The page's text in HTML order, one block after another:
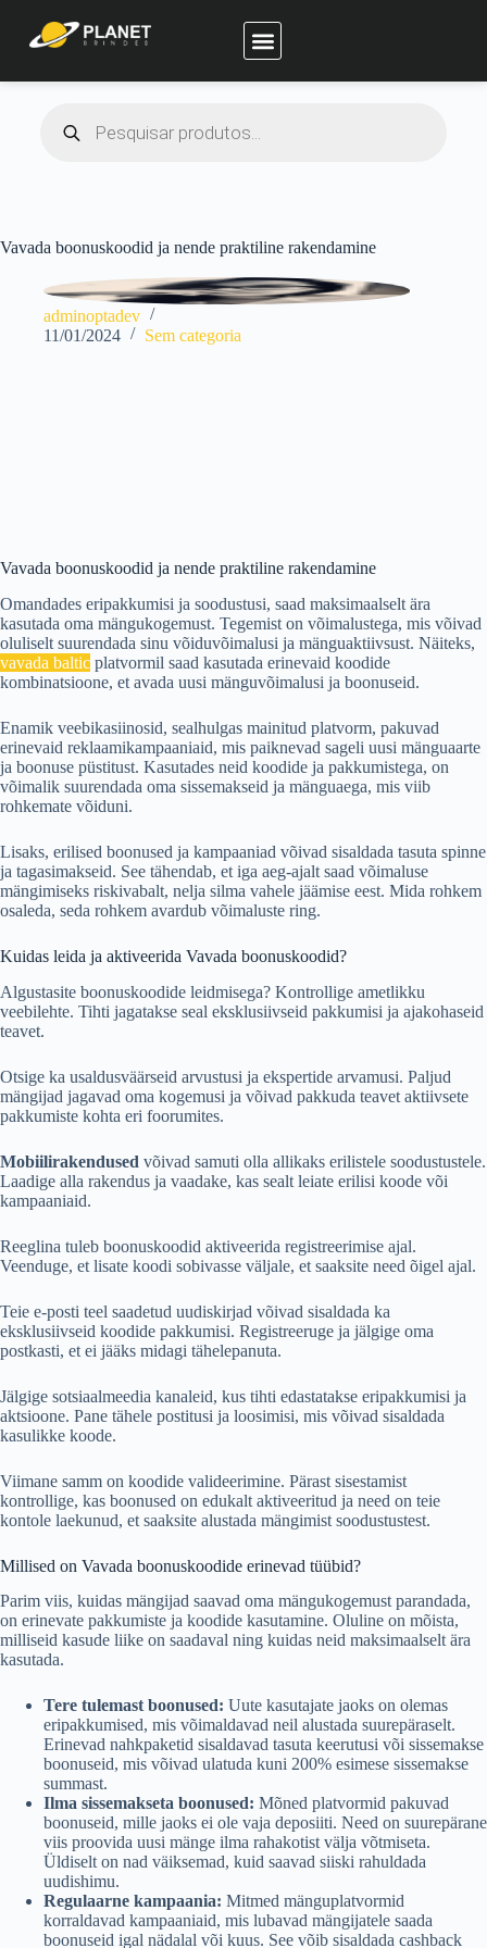
Vavada boonuskoodid ja nende praktiline rakendamine
adminoptadev
11/01/2024
Sem categoria
Vavada boonuskoodid ja nende praktiline rakendamine
Omandades eripakkumisi ja soodustusi, saad maksimaalselt ära
kasutada oma mängukogemust. Tegemist on võimalustega, mis võivad
oluliselt suurendada sinu võiduvõimalusi ja mänguaktiivsust. Näiteks,
vavada baltic platvormil saad kasutada erinevaid koodide
kombinatsioone, et avada uusi mänguvõimalusi ja boonuseid.
Enamik veebikasiinosid, sealhulgas mainitud platvorm, pakuvad
erinevaid reklaamikampaaniaid, mis paiknevad sageli uusi mänguaarte
ja boonuse püstitust. Kasutades neid koodide ja pakkumistega, on
võimalik suurendada oma sissemakseid ja mänguaega, mis viib
rohkemate võiduni.
Lisaks, erilised boonused ja kampaaniad võivad sisaldada tasuta spinne
ja tagasimakseid. See tähendab, et iga aeg-ajalt saad võimaluse
mängimiseks riskivabalt, nelja silma vahele jäämise eest. Mida rohkem
osaleda, seda rohkem avardub võimaluste ring.
Kuidas leida ja aktiveerida Vavada boonuskoodid?
Algustasite boonuskoodide leidmisega? Kontrollige ametlikku
veebilehte. Tihti jagatakse seal eksklusiivseid pakkumisi ja ajakohaseid
teavet.
Otsige ka usaldusväärseid arvustusi ja ekspertide arvamusi. Paljud
mängijad jagavad oma kogemusi ja võivad pakkuda teavet aktiivsete
pakkumiste kohta eri foorumites.
Mobiilirakendused võivad samuti olla allikaks erilistele soodustustele.
Laadige alla rakendus ja vaadake, kas sealt leiate erilisi koode või
kampaaniaid.
Reeglina tuleb boonuskoodid aktiveerida registreerimise ajal.
Veenduge, et lisate koodi sobivasse väljale, et saaksite need õigel ajal.
Teie e-posti teel saadetud uudiskirjad võivad sisaldada ka
eksklusiivseid koodide pakkumisi. Registreeruge ja jälgige oma
postkasti, et ei jääks midagi tähelepanuta.
Jälgige sotsiaalmeedia kanaleid, kus tihti edastatakse eripakkumisi ja
aktsioone. Pane tähele postitusi ja loosimisi, mis võivad sisaldada
kasulikke koode.
Viimane samm on koodide valideerimine. Pärast sisestamist
kontrollige, kas boonused on edukalt aktiveeritud ja need on teie
kontole laekunud, et saaksite alustada mängimist soodustustest.
Millised on Vavada boonuskoodide erinevad tüübid?
Parim viis, kuidas mängijad saavad oma mängukogemust parandada,
on erinevate pakkumiste ja koodide kasutamine. Oluline on mõista,
milliseid kasude liike on saadaval ning kuidas neid maksimaalselt ära
kasutada.
Tere tulemast boonused: Uute kasutajate jaoks on olemas
eripakkumised, mis võimaldavad neil alustada suurepäraselt.
Erinevad nahkpaketid sisaldavad tasuta keerutusi või sissemakse
boonuseid, mis võivad ulatuda kuni 200% esimese sissemakse
summast.
Ilma sissemakseta boonused: Mõned platvormid pakuvad
boonuseid, mille jaoks ei ole vaja deposiiti. Need on suurepärane
viis proovida uusi mänge ilma rahakotist välja võtmiseta.
Üldiselt on nad väiksemad, kuid saavad siiski rahuldada
uudishimu.
Regulaarne kampaania: Mitmed mänguplatvormid
korraldavad kampaaniaid, mis lubavad mängijatele saada
boonuseid igal nädalal või kuus. See võib sisaldada cashback